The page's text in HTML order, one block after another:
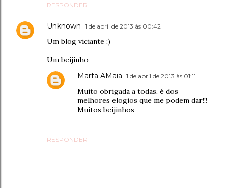
RESPONDER
Unknown 1 de abril de 2013 às 00:42
Um blog viciante ;)
Um beijinho
RESPONDER
Marta AMaia 1 de abril de 2013 às 01:11
Muito obrigada a todas, é dos
melhores elogios que me podem dar!!!
Muitos beijinhos